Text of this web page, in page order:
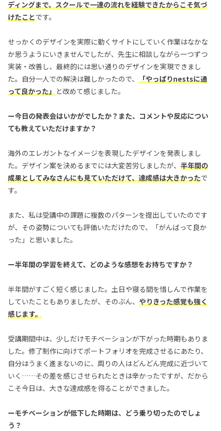
ディングまで、スクールで一連の流れを経験できたからこそ気づ
けたことです。
せっかくのデザインを実際に動くサイトにしていく作業はなかな
か思うようにいきませんでしたが、先生に相談しながら一つずつ
実装・改善し、最終的には思い通りのデザインを実現できまし
た。自分一人での解決は難しかったので、 「やっぱりnestsに通
って良かった」と改めて感じました。
ー今日の発表会はいかがでしたか？また、コメントや反応につい
ても教えていただけますか？
海外のエレガントなイメージを表現したデザインを発表しまし
た。デザイン案を決めるまでには大変苦労しましたが、 半年間の
成果としてみなさんにも見ていただけて、達成感は大きかったで
す。
また、私は受講中の課題に複数のパターンを提出していたのです
が、その姿勢についても評価いただけたので、「がんばって良か
った」と思いました。
ー半年間の学習を終えて、どのような感想をお持ちですか？
半年間がすごく短く感じました。土日や寝る間を惜しんで作業を
していたこともありましたが、そのぶん、 やりきった感覚も強く
感じます。
受講期間中は、少しだけモチベーションが下がった時期もありま
した。修了制作に向けてポートフォリオを完成させるにあたり、
自分はうまく進まないのに、周りの人はどんどん完成に近づいて
いく……その差を感じさせられたときは辛かったですが、だから
こそ今日は、大きな達成感を得ることができました。
ーモチベーションが低下した時期は、どう乗り切ったのでしょ
う？